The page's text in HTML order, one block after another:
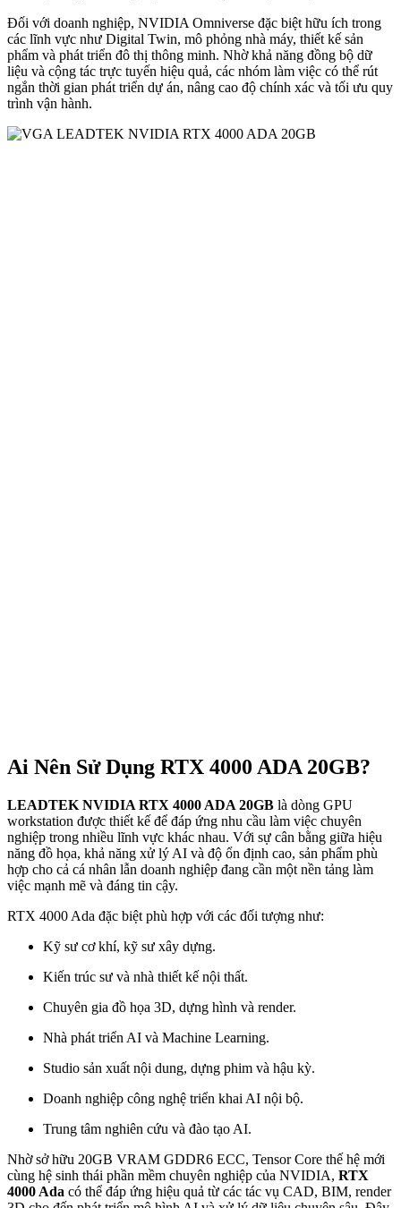
Đối với doanh nghiệp, NVIDIA Omniverse đặc biệt hữu ích trong
các lĩnh vực như Digital Twin, mô phỏng nhà máy, thiết kế sản
phẩm và phát triển đô thị thông minh. Nhờ khả năng đồng bộ dữ
liệu và cộng tác trực tuyến hiệu quả, các nhóm làm việc có thể rút
ngắn thời gian phát triển dự án, nâng cao độ chính xác và tối ưu quy
trình vận hành.
Ai Nên Sử Dụng RTX 4000 ADA 20GB?
LEADTEK NVIDIA RTX 4000 ADA 20GB là dòng GPU
workstation được thiết kế để đáp ứng nhu cầu làm việc chuyên
nghiệp trong nhiều lĩnh vực khác nhau. Với sự cân bằng giữa hiệu
năng đồ họa, khả năng xử lý AI và độ ổn định cao, sản phẩm phù
hợp cho cả cá nhân lẫn doanh nghiệp đang cần một nền tảng làm
việc mạnh mẽ và đáng tin cậy.
RTX 4000 Ada đặc biệt phù hợp với các đối tượng như:
Kỹ sư cơ khí, kỹ sư xây dựng.
Kiến trúc sư và nhà thiết kế nội thất.
Chuyên gia đồ họa 3D, dựng hình và render.
Nhà phát triển AI và Machine Learning.
Studio sản xuất nội dung, dựng phim và hậu kỳ.
Doanh nghiệp công nghệ triển khai AI nội bộ.
Trung tâm nghiên cứu và đào tạo AI.
Nhờ sở hữu 20GB VRAM GDDR6 ECC, Tensor Core thế hệ mới
cùng hệ sinh thái phần mềm chuyên nghiệp của NVIDIA, RTX
4000 Ada có thể đáp ứng hiệu quả từ các tác vụ CAD, BIM, render